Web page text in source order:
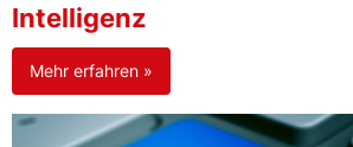
Intelligenz
Mehr erfahren »